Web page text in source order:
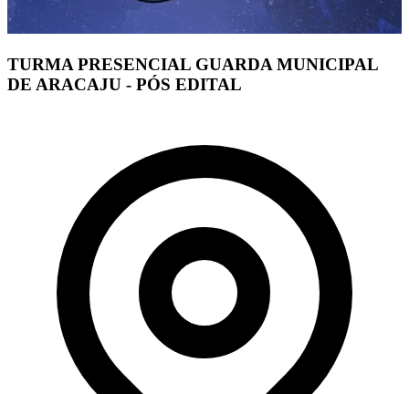
TURMA PRESENCIAL GUARDA MUNICIPAL
DE ARACAJU - PÓS EDITAL